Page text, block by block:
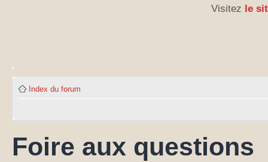
Visitez le
Index du forum
Foire aux questions